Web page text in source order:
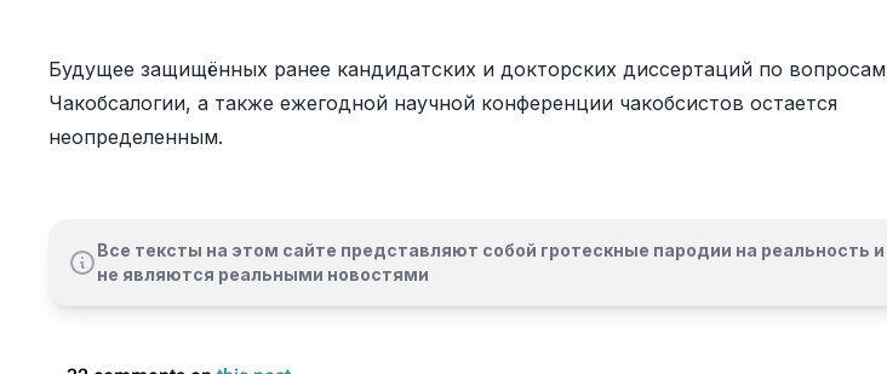
Будущее защищённых ранее кандидатских и докторских диссертаций по вопросам
Чакобсалогии, а также ежегодной научной конференции чакобсистов остается
неопределенным.
Все тексты на этом сайте представляют собой гротескные пародии на реальность и
не являются реальными новостями